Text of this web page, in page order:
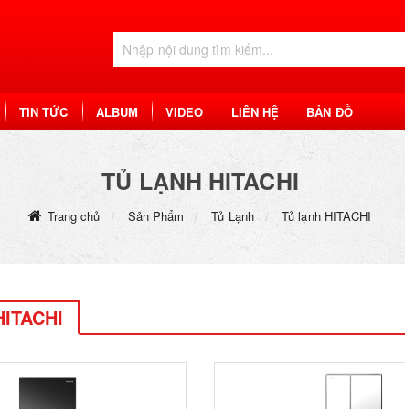
TIN TỨC ALBUM VIDEO LIÊN HỆ BẢN ĐỒ
TỦ LẠNH HITACHI
Trang chủ Sản Phẩm Tủ Lạnh Tủ lạnh HITACHI